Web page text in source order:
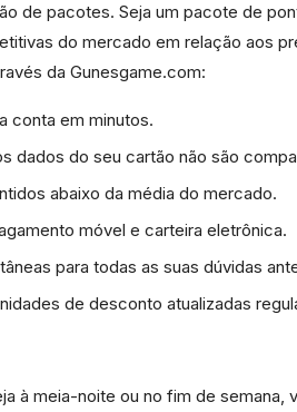
de pacotes. Seja um pacote de
do mercado em relação aos
da Gunesgame.com:
conta em minutos.
dados do seu cartão não são
abaixo da média do mercado.
móvel e carteira eletrônica.
para todas as suas dúvidas
de desconto atualizadas
à meia-noite ou no fim de